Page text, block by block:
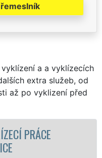
a a vyklízecích
extra služeb, od
až po vyklizení před
VYKLÍZECÍ PRÁCE